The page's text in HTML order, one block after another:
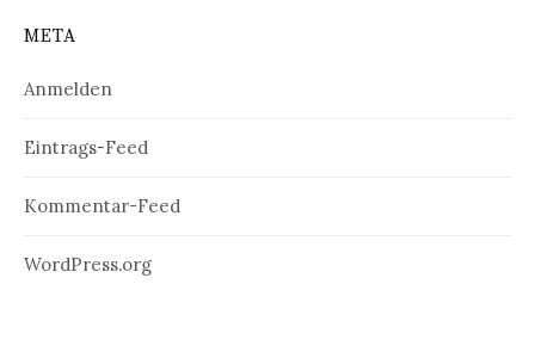
META
Anmelden
Eintrags-Feed
Kommentar-Feed
WordPress.org